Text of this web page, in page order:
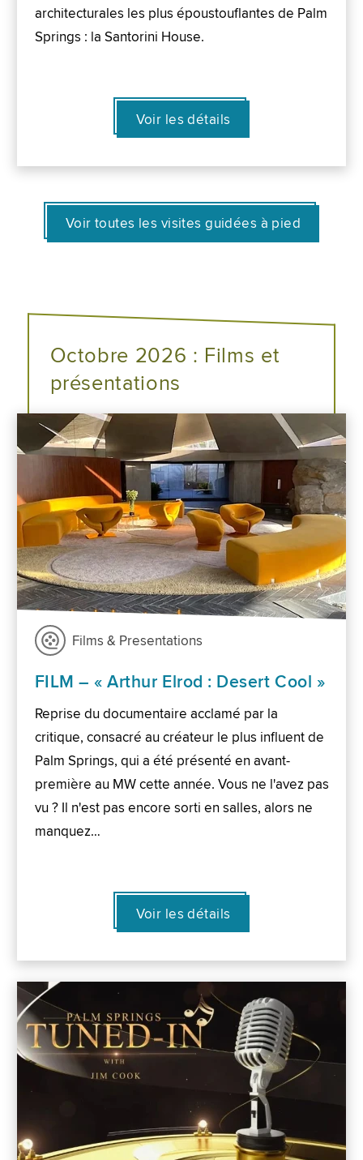
architecturales les plus époustouflantes de Palm
Springs : la Santorini House.
Voir les détails
Voir toutes les visites guidées à pied
Octobre 2026 : Films et
présentations
Films & Presentations
FILM – « Arthur Elrod : Desert Cool »
Reprise du documentaire acclamé par la
critique, consacré au créateur le plus influent de
Palm Springs, qui a été présenté en avant-
première au MW cette année. Vous ne l'avez pas
vu ? Il n'est pas encore sorti en salles, alors ne
manquez…
Voir les détails